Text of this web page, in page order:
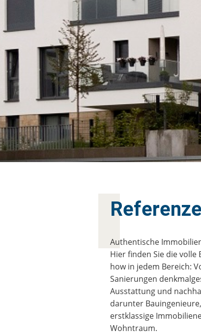
Unser Team
Molitor-Pavillon
Engagement
Kontakt
Authentische
Hier finden Sie die
how in jedem Bereich:
Sanierungen
Ausstattung und
darunter
erstklassige
Wohntraum.